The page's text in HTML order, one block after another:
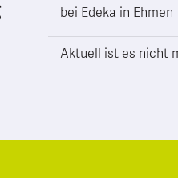
bei Edeka in Ehmen
Aktuell ist es nicht